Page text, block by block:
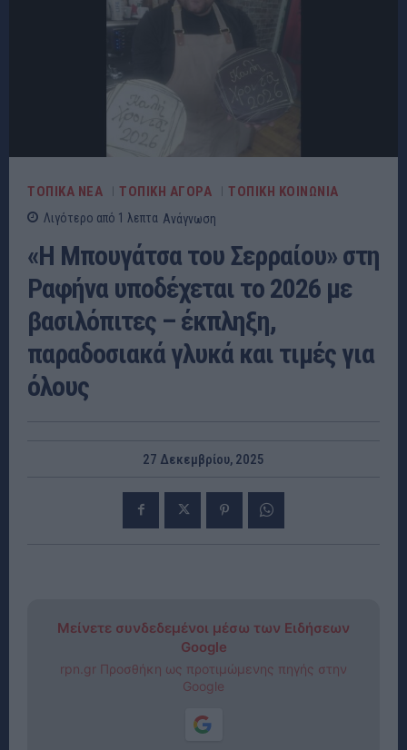
ΤΟΠΙΚΑ ΝΕΑ ΤΟΠΙΚΗ ΑΓΟΡΑ ΤΟΠΙΚΗ ΚΟΙΝΩΝΙΑ
Λιγότερο από 1 λεπτα Ανάγνωση
«Η Μπουγάτσα του Σερραίου» στη
Ραφήνα υποδέχεται το 2026 με
βασιλόπιτες – έκπληξη,
παραδοσιακά γλυκά και τιμές για
όλους
27 Δεκεμβρίου, 2025
Μείνετε συνδεδεμένοι μέσω των Ειδήσεων
Google
rpn.gr Προσθήκη ως προτιμώμενης πηγής στην
Google